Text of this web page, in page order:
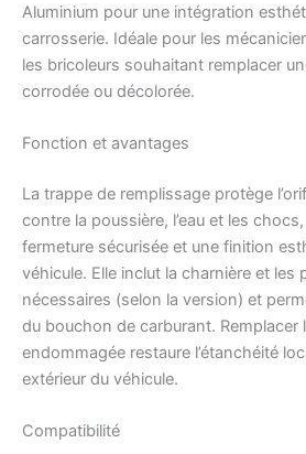
Aluminium pour une intégration
carrosserie. Idéale pour les
les bricoleurs souhaitant remplacer
corrodée ou décolorée.
Fonction et avantages
La trappe de remplissage protège
contre la poussière, l’eau et les
fermeture sécurisée et une finition
véhicule. Elle inclut la charnière et les
nécessaires (selon la version) et
du bouchon de carburant. Remplacer
endommagée restaure l’étanchéité
extérieur du véhicule.
Compatibilité